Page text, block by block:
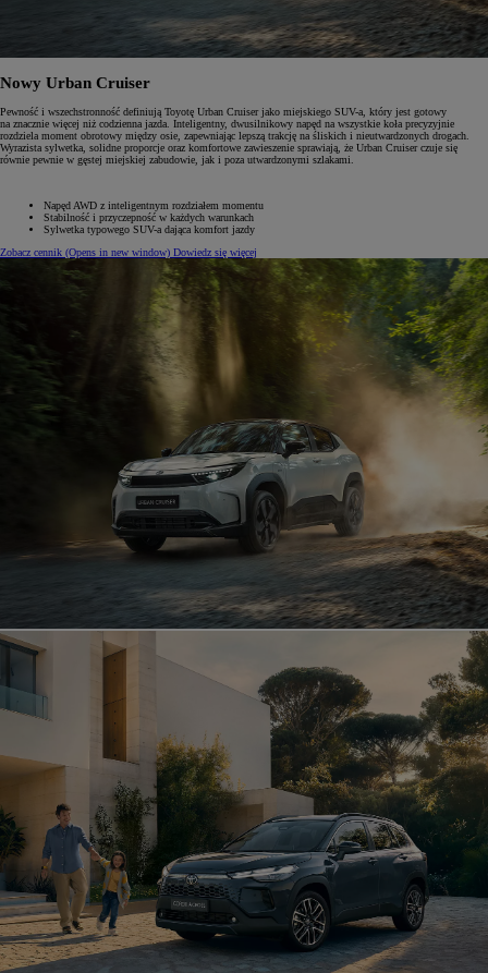
Nowy Urban Cruiser
Pewność i wszechstronność definiują Toyotę Urban Cruiser jako miejskiego SUV-a, który jest gotowy
na znacznie więcej niż codzienna jazda. Inteligentny, dwusilnikowy napęd na wszystkie koła precyzyjnie
rozdziela moment obrotowy między osie, zapewniając lepszą trakcję na śliskich i nieutwardzonych drogach.
Wyrazista sylwetka, solidne proporcje oraz komfortowe zawieszenie sprawiają, że Urban Cruiser czuje się
równie pewnie w gęstej miejskiej zabudowie, jak i poza utwardzonymi szlakami.
Napęd AWD z inteligentnym rozdziałem momentu
Stabilność i przyczepność w każdych warunkach
Sylwetka typowego SUV-a dająca komfort jazdy
Zobacz cennik (Opens in new window) Dowiedz się więcej